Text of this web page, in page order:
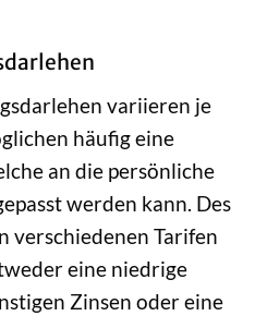
variieren je
häufig eine
an die persönliche
werden kann. Des
verschiedenen Tarifen
eine niedrige
Zinsen oder eine